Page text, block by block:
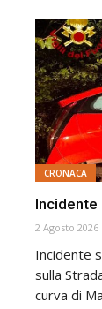
CRONACA
Incidente
2 Agosto 2026
Incidente
sulla
curva di